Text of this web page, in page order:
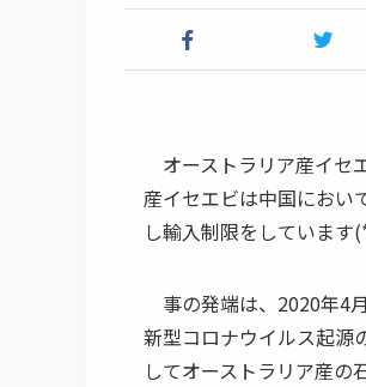
オーストラリア産イセ
産イセエビは中国におい
し輸入制限をしています
事の発端は、2020年4
新型コロナウイルス起源
してオーストラリア産の